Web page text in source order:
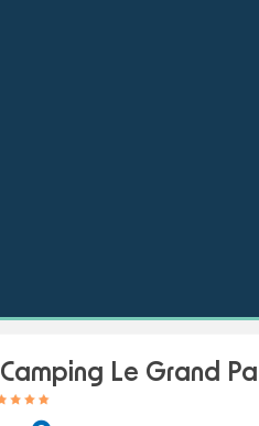
Camping Le Grand